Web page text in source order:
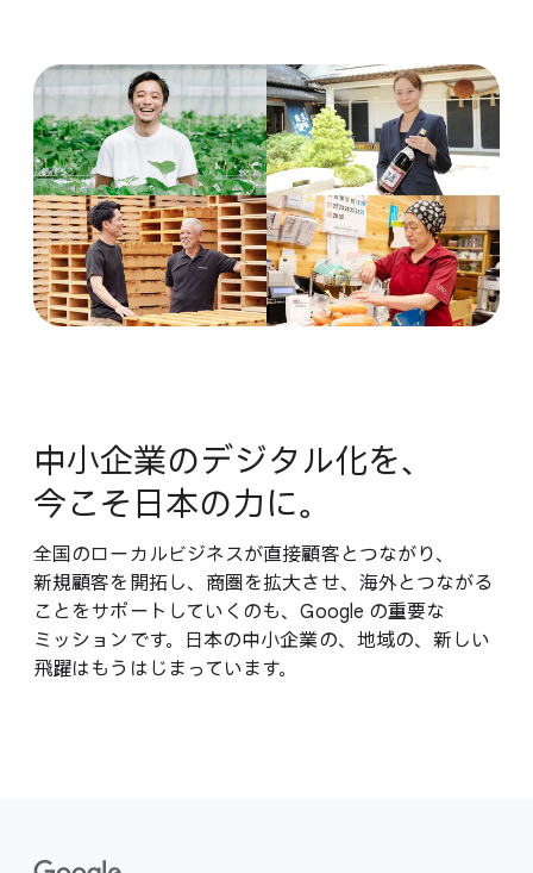
中​小企業の​デジタル化を、​
今こそ​日本の​力に。
全国の​ローカルビジネスが​直接顧客と​つながり、​
新規顧客を​開拓し、​商圏を​拡大させ、​海外と​つながる​
ことを​サポートしていくのも、​Google の​重要な​
ミッションです。​日本の​中小企業の、​地域の、​新しい​
飛躍は​もう​はじまっています。